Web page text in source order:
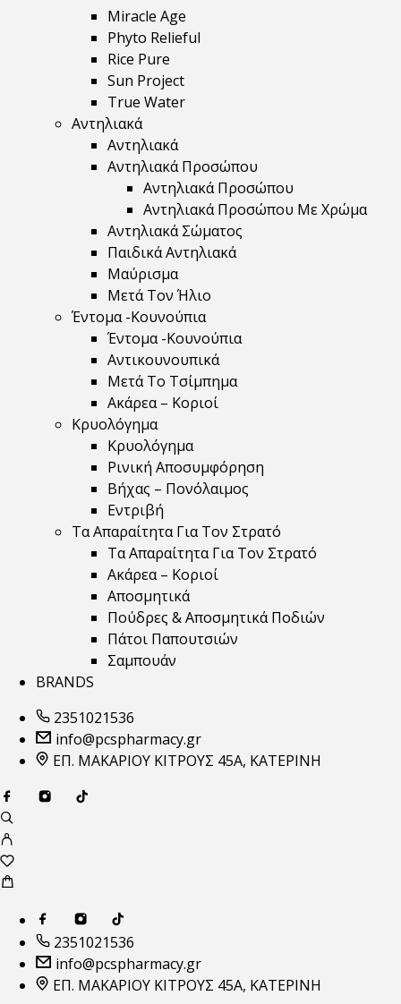
Miracle Age
Phyto Relieful
Rice Pure
Sun Project
True Water
Αντηλιακά
Αντηλιακά
Αντηλιακά Προσώπου
Αντηλιακά Προσώπου
Αντηλιακά Προσώπου Με Χρώμα
Αντηλιακά Σώματος
Παιδικά Αντηλιακά
Μαύρισμα
Mετά Τον Ήλιο
Έντομα -Κουνούπια
Έντομα -Κουνούπια
Αντικουνουπικά
Μετά Το Τσίμπημα
Ακάρεα – Κοριοί
Κρυολόγημα
Κρυολόγημα
Ρινική Αποσυμφόρηση
Βήχας – Πονόλαιμος
Εντριβή
Τα Απαραίτητα Για Τον Στρατό
Τα Απαραίτητα Για Τον Στρατό
Ακάρεα – Κοριοί
Αποσμητικά
Πούδρες & Αποσμητικά Ποδιών
Πάτοι Παπουτσιών
Σαμπουάν
BRANDS
2351021536
info@pcspharmacy.gr
ΕΠ. ΜΑΚΑΡΙΟΥ ΚΙΤΡΟΥΣ 45Α, ΚΑΤΕΡΙΝΗ
2351021536
info@pcspharmacy.gr
ΕΠ. ΜΑΚΑΡΙΟΥ ΚΙΤΡΟΥΣ 45Α, ΚΑΤΕΡΙΝΗ